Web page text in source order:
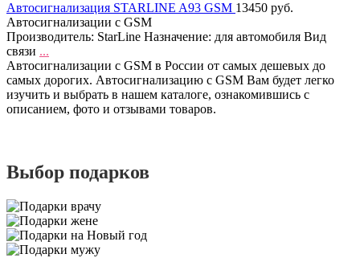
Автосигнализация STARLINE A93 GSM 13450 руб.
Автосигнализации с GSM
Производитель: StarLine Назначение: для автомобиля Вид
связи ...
Автосигнализации с GSM в России от самых дешевых до
самых дорогих. Автосигнализацию с GSM Вам будет легко
изучить и выбрать в нашем каталоге, ознакомившись с
описанием, фото и отзывами товаров.
Выбор подарков